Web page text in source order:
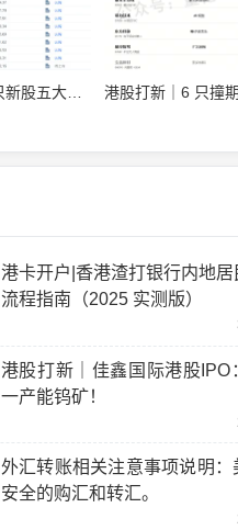
港股打新｜16 只新股五大段位，最终模拟申购排序
港卡开户|香港渣打银行内地居
流程指南（2025 实测版）
港股打新｜佳鑫国际港股IPO
一产能钨矿！
外汇转账相关注意事项说明：
安全的购汇和转汇。